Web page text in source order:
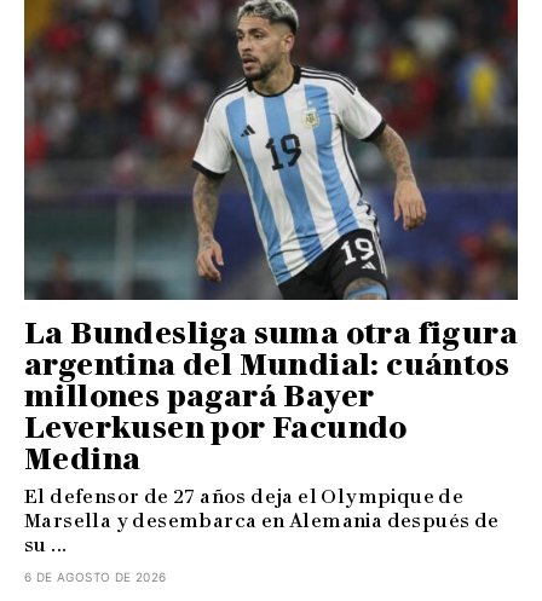
La Bundesliga suma otra figura
argentina del Mundial: cuántos
millones pagará Bayer
Leverkusen por Facundo
Medina
El defensor de 27 años deja el Olympique de
Marsella y desembarca en Alemania después de
su ...
6 DE AGOSTO DE 2026